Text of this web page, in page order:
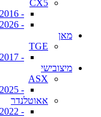
CX5
- 2012-2016
- 2017-2026
מאן
TGE
- 2017+
מיצובישי
ASX
- 2010-2025
אאוטלנדר
- 2012-2022